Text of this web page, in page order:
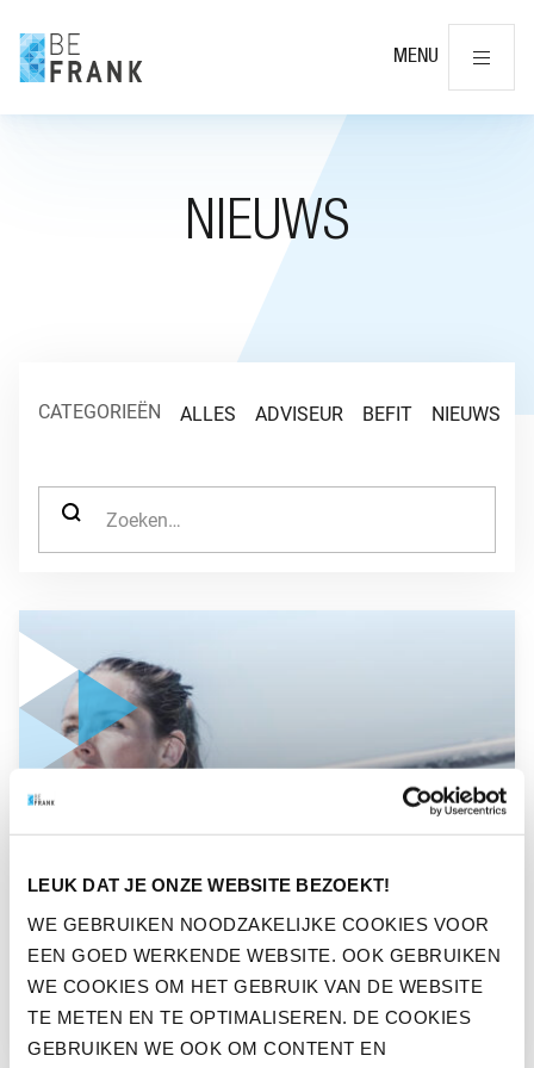
LEUK DAT JE ONZE WEBSITE BEZOEKT!
WE GEBRUIKEN NOODZAKELIJKE COOKIES VOOR
EEN GOED WERKENDE WEBSITE. OOK GEBRUIKEN
WE COOKIES OM HET GEBRUIK VAN DE WEBSITE
TE METEN EN TE OPTIMALISEREN. DE COOKIES
GEBRUIKEN WE OOK OM CONTENT EN
MENU
NIEUWS
CATEGORIEËN ALLES ADVISEUR BEFIT NIEUWS
ZOEK NAAR:
ZO BLIJFT BEFRANK DE
PENSIOENBRANCHE
UITDAGEN
NIEUWS